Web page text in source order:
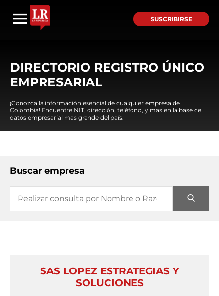
SUSCRIBIRSE
DIRECTORIO REGISTRO ÚNICO
EMPRESARIAL
¡Conozca la información esencial de cualquier empresa de
Colombia! Encuentre NIT, dirección, teléfono, y mas en la base de
datos empresarial mas grande del país.
Buscar empresa
SAS LOPEZ ESTRATEGIAS Y
SOLUCIONES